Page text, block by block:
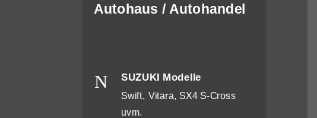
Autohaus / Autohandel
N SUZUKI Modelle
Swift, Vitara, SX4 S-Cross
uvm.